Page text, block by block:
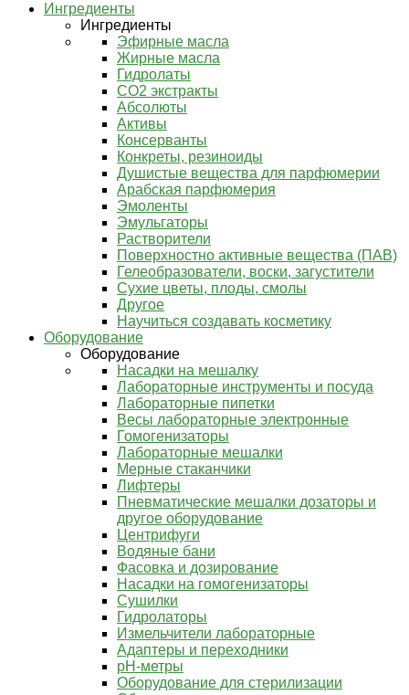
Ингредиенты
Ингредиенты
Эфирные масла
Жирные масла
Гидролаты
СО2 экстракты
Абсолюты
Активы
Консерванты
Конкреты, резиноиды
Душистые вещества для парфюмерии
Арабская парфюмерия
Эмоленты
Эмульгаторы
Растворители
Поверхностно активные вещества (ПАВ)
Гелеобразователи, воски, загустители
Сухие цветы, плоды, смолы
Другое
Научиться создавать косметику
Оборудование
Оборудование
Насадки на мешалку
Лабораторные инструменты и посуда
Лабораторные пипетки
Весы лабораторные электронные
Гомогенизаторы
Лабораторные мешалки
Мерные стаканчики
Лифтеры
Пневматические мешалки дозаторы и
другое оборудование
Центрифуги
Водяные бани
Фасовка и дозирование
Насадки на гомогенизаторы
Сушилки
Гидролаторы
Измельчители лабораторные
Адаптеры и переходники
pH-метры
Оборудование для стерилизации